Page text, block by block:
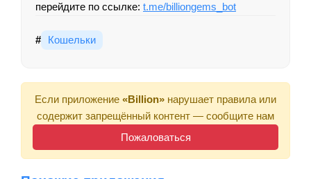
перейдите по ссылке: t.me/billiongems_bot
# Кошельки
Если приложение «Billion» нарушает правила или
содержит запрещённый контент — сообщите нам
Пожаловаться